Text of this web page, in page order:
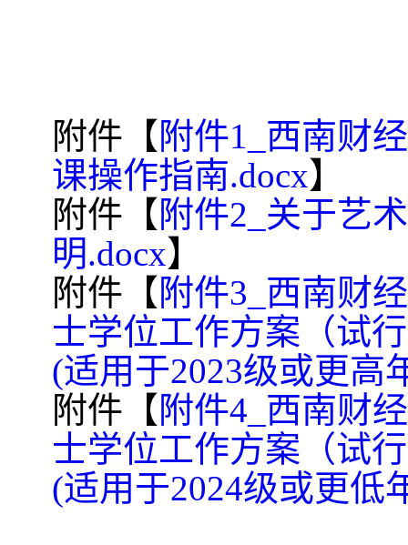
附件【 附件1_西南财
课操作指南.docx】
附件【 附件2_关于艺
明.docx】
附件【 附件3_西南财
士学位工作方案（试
(适用于2023级或更高
附件【 附件4_西南财
士学位工作方案（试
(适用于2024级或更低